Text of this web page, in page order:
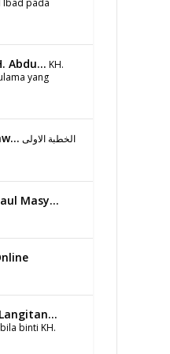
Ibad pada
Abdu... KH.
yang
الخطبة الاولى
Masy...
binti KH.